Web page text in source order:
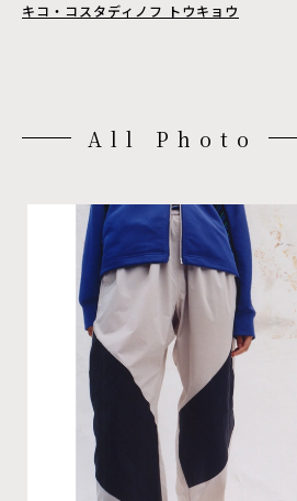
キコ・コスタディノフ トウキョウ
All Photo